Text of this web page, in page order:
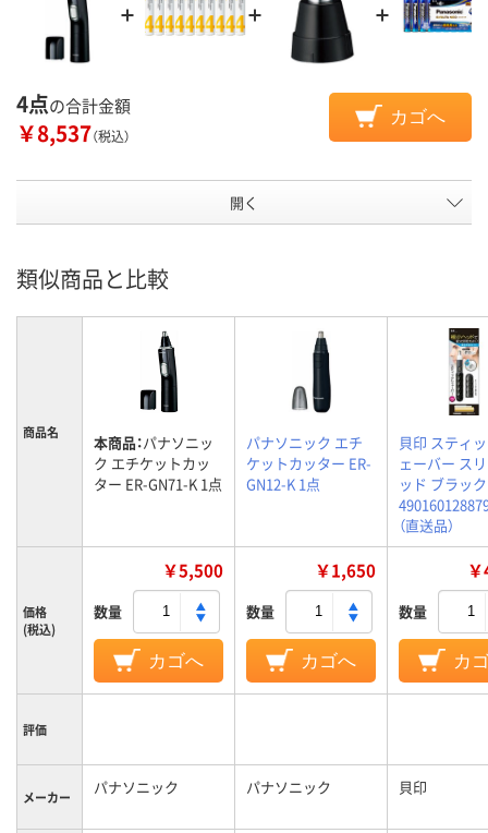
4点の合計金額
￥8,537（税込）
カゴへ
開く
類似商品と比較
商品名 本商品：パナソニッ
ク エチケットカッ
ター ER-GN71-K 1点
パナソニック エチ
ケットカッター ER-
GN12-K 1点
貝印 スティ
ェーバー ス
ッド ブラック
（直送品）
価格
(税込)
￥5,500
数量
カゴへ
￥1,650
数量
カゴへ
数量
カ
評価
メーカー パナソニック パナソニック 貝印